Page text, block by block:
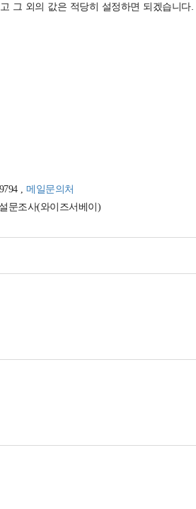
그 외의 값은 적당히 설정하면 되겠습니다.
, 메일문의처
문조사(와이즈서베이)